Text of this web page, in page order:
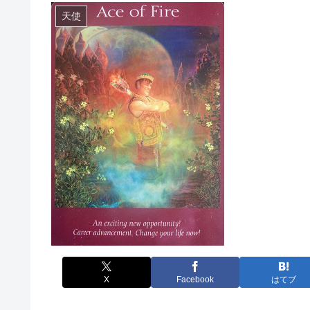
天使
X Facebook はてブ